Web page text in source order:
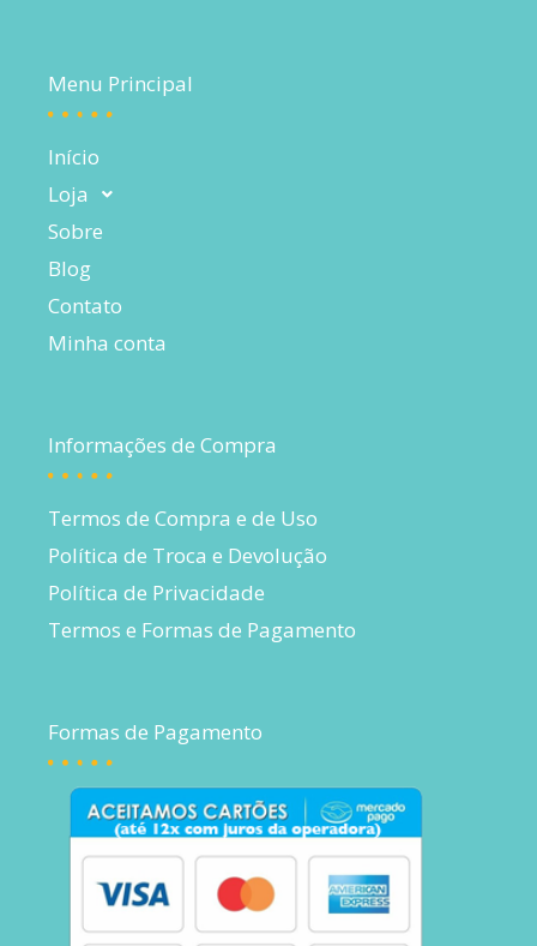
Menu Principal
Início
Loja
Sobre
Blog
Contato
Minha conta
Informações de Compra
Termos de Compra e de Uso
Política de Troca e Devolução
Política de Privacidade
Termos e Formas de Pagamento
Formas de Pagamento